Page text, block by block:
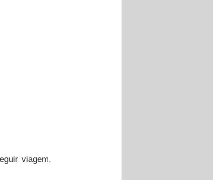
viagem,